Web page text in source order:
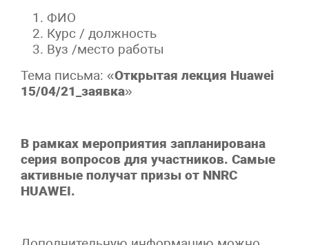
ФИО
Курс / должность
Вуз /место работы
Тема письма: «Открытая лекция Huawei
15/04/21_заявка»
В рамках мероприятия запланирована
серия вопросов для участников. Самые
активные получат призы от NNRC
HUAWEI.